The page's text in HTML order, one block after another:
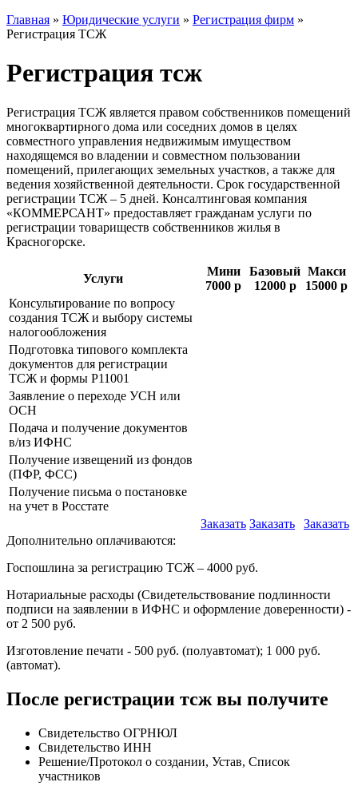
Главная » Юридические услуги » Регистрация фирм »
Регистрация ТСЖ
Регистрация тсж
Регистрация ТСЖ является правом собственников помещений
многоквартирного дома или соседних домов в целях
совместного управления недвижимым имуществом
находящемся во владении и совместном пользовании
помещений, прилегающих земельных участков, а также для
ведения хозяйственной деятельности. Срок государственной
регистрации ТСЖ – 5 дней. Консалтинговая компания
«КОММЕРСАНТ» предоставляет гражданам услуги по
регистрации товариществ собственников жилья в
Красногорске.
Услуги
Мини
7000 р
Базовый
12000 р
Макси
15000 р
Консультирование по вопросу
создания ТСЖ и выбору системы
налогообложения
Подготовка типового комплекта
документов для регистрации
ТСЖ и формы Р11001
Заявление о переходе УСН или
ОСН
Подача и получение документов
в/из ИФНС
Получение извещений из фондов
(ПФР, ФСС)
Получение письма о постановке
на учет в Росстате
Заказать Заказать
Заказать
Дополнительно оплачиваются:
Госпошлина за регистрацию ТСЖ – 4000 руб.
Нотариальные расходы (Свидетельствование подлинности
подписи на заявлении в ИФНС и оформление доверенности) -
от 2 500 руб.
Изготовление печати - 500 руб. (полуавтомат); 1 000 руб.
(автомат).
После регистрации тсж вы получите
Свидетельство ОГРНЮЛ
Свидетельство ИНН
Решение/Протокол о создании, Устав, Список
участников